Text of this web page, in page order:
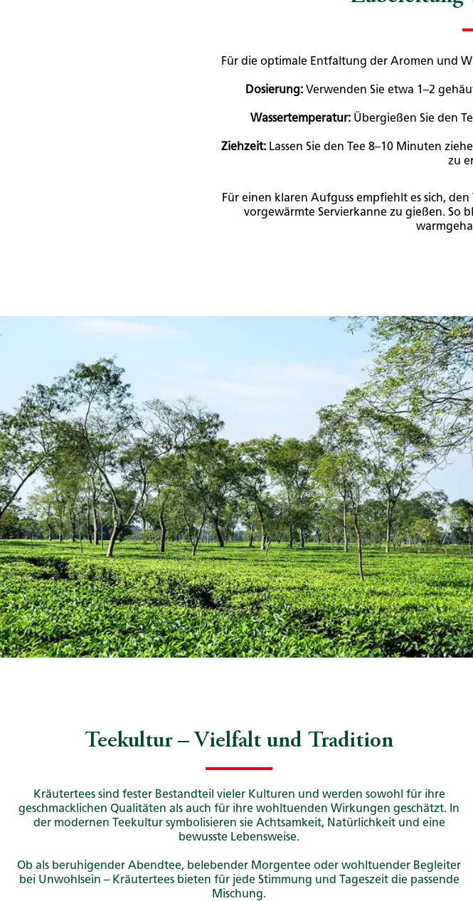
Für die optimale Entfaltung der Aromen und
Dosierung:Verwenden Sie etwa 1–2
Wassertemperatur: Übergießen Sie den
Ziehzeit:Lassen Sie den Tee 8–10 Minuten
zu
Für einen klaren Aufguss empfiehlt es sich,
vorgewärmte Servierkanne zu gießen. So
Teekultur – Vielfalt und Tradition
Kräutertees sind fester Bestandteil vieler Kulturen und werden sowohl für ihre
geschmacklichen Qualitäten als auch für ihre wohltuenden Wirkungen geschätzt. In
der modernen Teekultur symbolisieren sie Achtsamkeit, Natürlichkeit und eine
bewusste Lebensweise.
Ob als beruhigender Abendtee, belebender Morgentee oder wohltuender Begleiter
bei Unwohlsein – Kräutertees bieten für jede Stimmung und Tageszeit die passende
Mischung.